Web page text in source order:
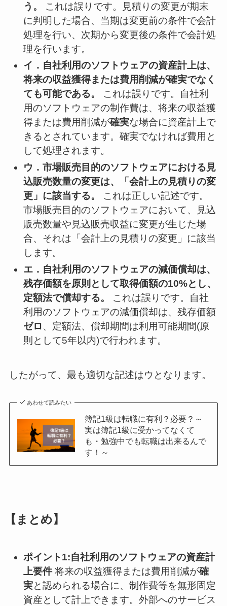
う。
これは誤りです。見積りの変更が期末
に判明した場合、当期は変更前の条件で会計
処理を行い、次期から変更後の条件で会計処
理を行います。
イ．自社利用のソフトウェアの資産計上は、
将来の収益獲得または費用削減が確実でなく
ても可能である。
これは誤りです。自社利
用のソフトウェアの制作費は、将来の収益獲
得または費用削減が確実な場合に資産計上で
きるとされています。確実でなければ費用と
して処理されます。
ウ．市場販売目的のソフトウェアにおける見
込販売数量の変更は、「会計上の見積りの変
更」に該当する。
これは正しい記述です。
市場販売目的のソフトウェアにおいて、見込
販売数量や見込販売収益に変更が生じた場
合、それは「会計上の見積りの変更」に該当
します。
エ．自社利用のソフトウェアの減価償却は、
残存価額を原則として取得価額の10%とし、
定額法で償却する。
これは誤りです。自社
利用のソフトウェアの減価償却は、残存価額
ゼロ、定額法、償却期間は利用可能期間(原
則として5年以内)で行われます。
したがって、最も適切な記述はウとなります。
あわせて読みたい
簿記1級は転職に有利？必要？～
実は簿記1級に受かってなくて
も・勉強中でも転職は出来るんで
す！～
【まとめ】
ポイント1:自社利用のソフトウェアの資産計
上要件 将来の収益獲得または費用削減が確
実と認められる場合に、制作費等を無形固定
資産として計上できます。外部へのサービス